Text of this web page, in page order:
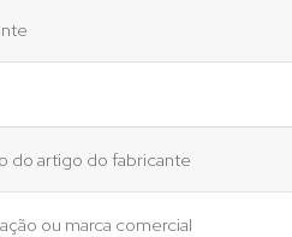
do artigo do fabricante
ou marca comercial